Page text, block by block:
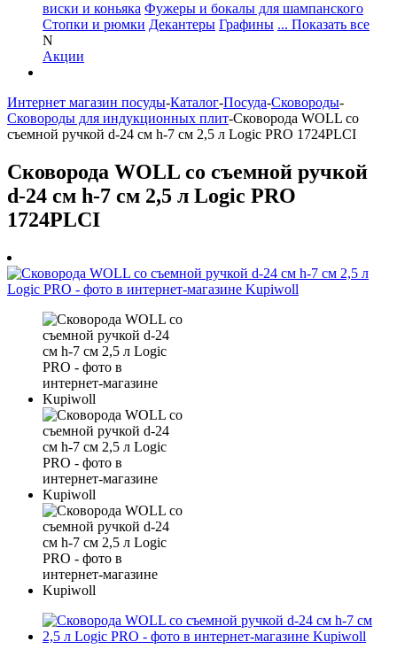
виски и коньяка Фужеры и бокалы для шампанского
Стопки и рюмки Декантеры Графины ... Показать все
N
Акции
Интернет магазин посуды-Каталог-Посуда-Сковороды-
Сковороды для индукционных плит-Сковорода WOLL со
съемной ручкой d-24 см h-7 см 2,5 л Logic PRO 1724PLCI
Сковорода WOLL со съемной ручкой
d-24 см h-7 см 2,5 л Logic PRO
1724PLCI